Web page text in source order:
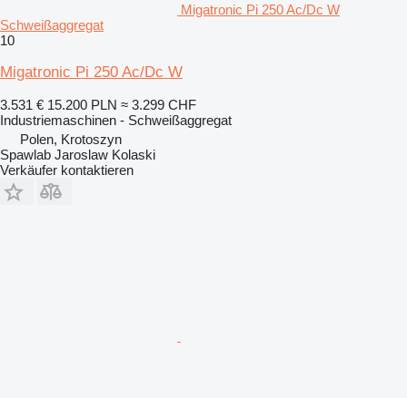
Migatronic Pi 250 Ac/Dc W
Schweißaggregat
10
Migatronic Pi 250 Ac/Dc W
3.531 € 15.200 PLN ≈ 3.299 CHF
Industriemaschinen - Schweißaggregat
Polen, Krotoszyn
Spawlab Jaroslaw Kolaski
Verkäufer kontaktieren